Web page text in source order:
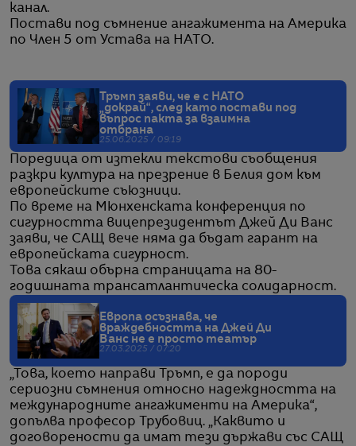
канал.
Постави под съмнение ангажимента на Америка
по Член 5 от Устава на НАТО.
Тръмп заяви, че е с НАТО
„докрай“, след като постави под
въпрос пакта за взаимна
отбрана
25.06.2025 / 09:19
Поредица от изтекли текстови съобщения
разкри култура на презрение в Белия дом към
европейските съюзници.
По време на Мюнхенската конференция по
сигурността вицепрезидентът Джей Ди Ванс
заяви, че САЩ вече няма да бъдат гарант на
европейската сигурност.
Това сякаш обърна страницата на 80-
годишната трансатлантическа солидарност.
Европа осъзнава, че
враждебността на Джей Ди
Ванс не е просто театър
27.03.2025 / 07:20
„Това, което направи Тръмп, е да породи
сериозни съмнения относно надеждността на
международните ангажименти на Америка“,
допълва професор Трубовиц. „Каквито и
договорености да имат тези държави със САЩ